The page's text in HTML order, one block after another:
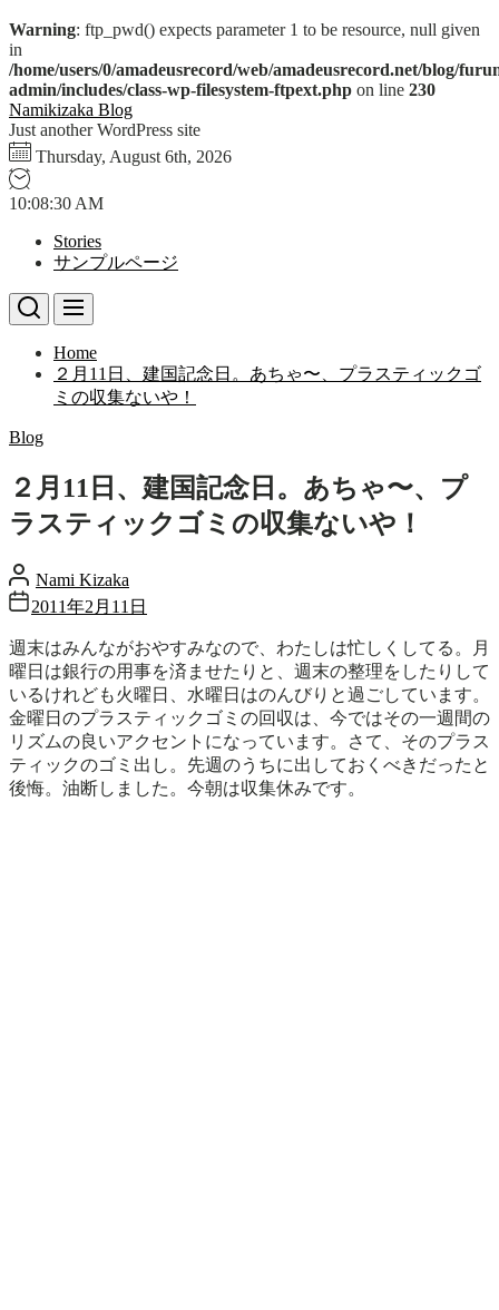
Warning: ftp_pwd() expects parameter 1 to be resource, null given
in
/home/users/0/amadeusrecord/web/amadeusrecord.net/blog/
admin/includes/class-wp-filesystem-ftpext.php on line 230
Skip
to
the
content
Namikizaka Blog
Just another WordPress site
Thursday, August 6th, 2026
10:08:31 AM
Stories
サンプルページ
Home
２月11日、建国記念日。あちゃ〜、プラスティックゴ
ミの収集ないや！
Blog
２月11日、建国記念日。あちゃ〜、プ
ラスティックゴミの収集ないや！
Nami Kizaka
2011年2月11日
週末はみんながおやすみなので、わたしは忙しくしてる。月
曜日は銀行の用事を済ませたりと、週末の整理をしたりして
いるけれども火曜日、水曜日はのんびりと過ごしています。
金曜日のプラスティックゴミの回収は、今ではその一週間の
リズムの良いアクセントになっています。さて、そのプラス
ティックのゴミ出し。先週のうちに出しておくべきだったと
後悔。油断しました。今朝は収集休みです。